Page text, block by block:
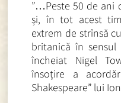
”…Peste 50 de ani
și, în tot acest
extrem de strînsă
britanică în
încheiat Nigel
însoțire a
Shakespeare” lui